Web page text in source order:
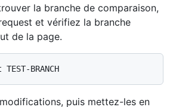
la branche de comparaison,
et vérifiez la branche
de la page.
puis mettez-les en